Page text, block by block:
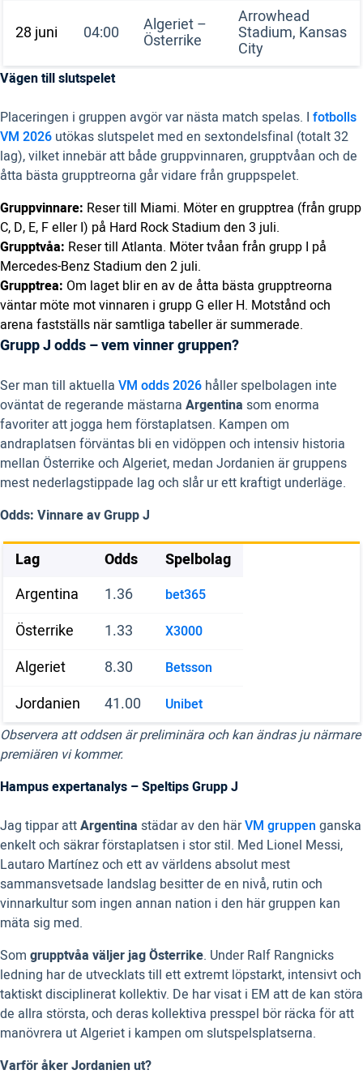
28 juni 04:00 Algeriet –
Österrike
Arrowhead
Stadium, Kansas
City
Vägen till slutspelet
Placeringen i gruppen avgör var nästa match spelas. I fotbolls
VM 2026 utökas slutspelet med en sextondelsfinal (totalt 32
lag), vilket innebär att både gruppvinnaren, grupptvåan och de
åtta bästa grupptreorna går vidare från gruppspelet.
Gruppvinnare: Reser till Miami. Möter en grupptrea (från grupp
C, D, E, F eller I) på Hard Rock Stadium den 3 juli.
Grupptvåa: Reser till Atlanta. Möter tvåan från grupp I på
Mercedes-Benz Stadium den 2 juli.
Grupptrea: Om laget blir en av de åtta bästa grupptreorna
väntar möte mot vinnaren i grupp G eller H. Motstånd och
arena fastställs när samtliga tabeller är summerade.
Grupp J odds – vem vinner gruppen?
Ser man till aktuella VM odds 2026 håller spelbolagen inte
oväntat de regerande mästarna Argentina som enorma
favoriter att jogga hem förstaplatsen. Kampen om
andraplatsen förväntas bli en vidöppen och intensiv historia
mellan Österrike och Algeriet, medan Jordanien är gruppens
mest nederlagstippade lag och slår ur ett kraftigt underläge.
Odds: Vinnare av Grupp J
Lag Odds
Spelbolag
Argentina
1.36 bet365
Österrike 1.33 X3000
Algeriet 8.30 Betsson
Jordanien 41.00
Unibet
Observera att oddsen är preliminära och kan ändras ju närmare
premiären vi kommer.
Hampus expertanalys – Speltips Grupp J
Jag tippar attArgentina städar av den härVM gruppen ganska
enkelt och säkrar förstaplatsen i stor stil. Med Lionel Messi,
Lautaro Martínez och ett av världens absolut mest
sammansvetsade landslag besitter de en nivå, rutin och
vinnarkultur som ingen annan nation i den här gruppen kan
mäta sig med.
Som grupptvåa väljer jag Österrike. Under Ralf Rangnicks
ledning har de utvecklats till ett extremt löpstarkt, intensivt och
taktiskt disciplinerat kollektiv. De har visat i EM att de kan störa
de allra största, och deras kollektiva presspel bör räcka för att
manövrera ut Algeriet i kampen om slutspelsplatserna.
Varför åker Jordanien ut?